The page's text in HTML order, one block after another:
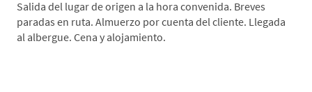
Salida del lugar de origen a la hora convenida. Breves
paradas en ruta. Almuerzo por cuenta del cliente. Llegada
al albergue. Cena y alojamiento.